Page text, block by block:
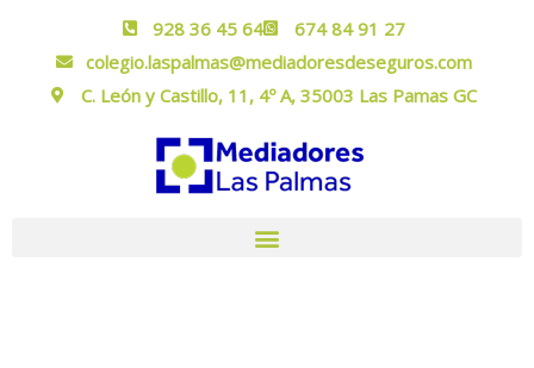
928 36 45 64
674 84 91 27
colegio.laspalmas@mediadoresdeseguros.com
C. León y Castillo, 11, 4º A, 35003 Las Pamas GC